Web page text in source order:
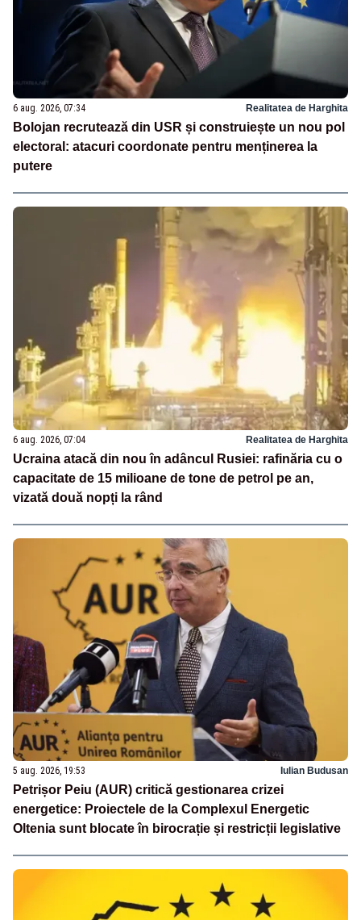
6 aug. 2026, 07:34 Realitatea de Harghita
Bolojan recrutează din USR și construiește un nou pol
electoral: atacuri coordonate pentru menținerea la
putere
6 aug. 2026, 07:04 Realitatea de Harghita
Ucraina atacă din nou în adâncul Rusiei: rafinăria cu o
capacitate de 15 milioane de tone de petrol pe an,
vizată două nopți la rând
5 aug. 2026, 19:53 Iulian Budusan
Petrișor Peiu (AUR) critică gestionarea crizei
energetice: Proiectele de la Complexul Energetic
Oltenia sunt blocate în birocrație și restricții legislative